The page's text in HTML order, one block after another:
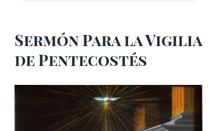
Sermón Para la Vigilia
de Pentecostés